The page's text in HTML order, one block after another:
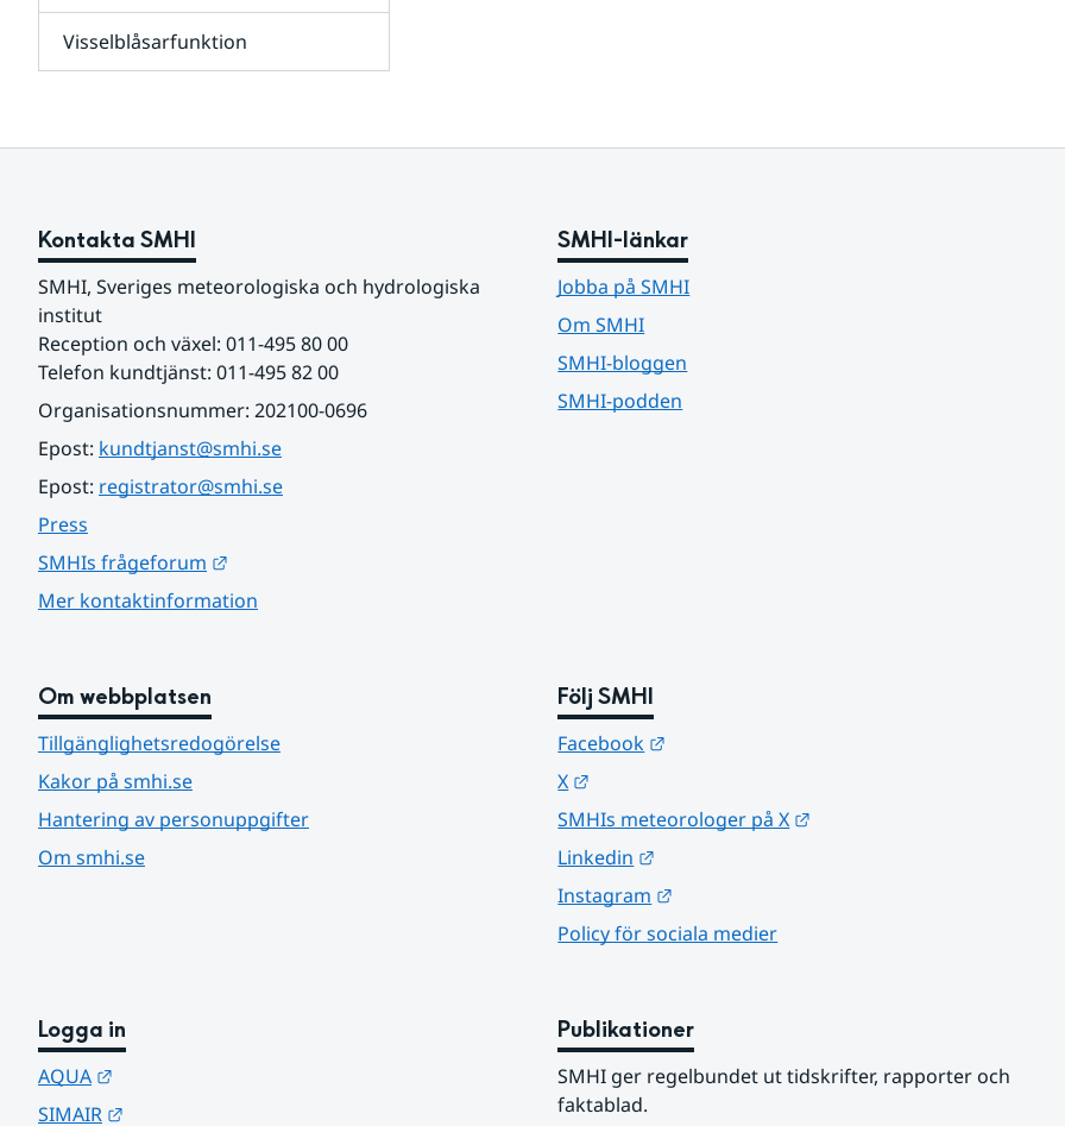
och
för
Visselblåsarfunktion
Kontakta SMHI
SMHI, Sveriges meteorologiska och hydrologiska
institut
Reception och växel: 011-495 80 00
Telefon kundtjänst: 011-495 82 00
Organisationsnummer: 202100-0696
Epost: kundtjanst@smhi.se
Epost: registrator@smhi.se
Press
SMHIs frågeforum
Mer kontaktinformation
SMHI-länkar
Jobba på SMHI
Om SMHI
SMHI-bloggen
SMHI-podden
Om webbplatsen
Tillgänglighetsredogörelse
Kakor på smhi.se
Hantering av personuppgifter
Om smhi.se
Följ SMHI
Facebook
X
SMHIs meteorologer på X
Linkedin
Instagram
Policy för sociala medier
Logga in
AQUA
SIMAIR
Publikationer
SMHI ger regelbundet ut tidskrifter, rapporter och
faktablad.